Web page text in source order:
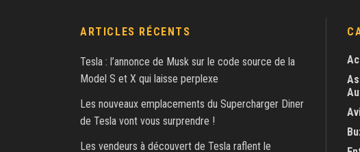
ARTICLES RÉCENTS
Tesla : l’annonce de Musk sur le code source de la
Model S et X qui laisse perplexe
Les nouveaux emplacements du Supercharger Diner
de Tesla vont vous surprendre !
Les vendeurs à découvert de Tesla raflent le